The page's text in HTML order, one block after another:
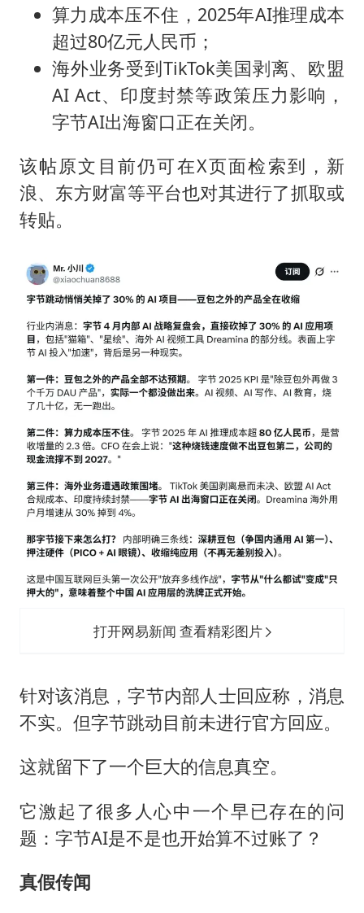
算力成本压不住，2025年AI推理成本
超过80亿元人民币；
海外业务受到TikTok美国剥离、欧盟
AI Act、印度封禁等政策压力影响，
字节AI出海窗口正在关闭。
该帖原文目前仍可在X页面检索到，新
浪、东方财富等平台也对其进行了抓取或
转贴。
打开网易新闻 查看精彩图片
针对该消息，字节内部人士回应称，消息
不实。但字节跳动目前未进行官方回应。
这就留下了一个巨大的信息真空。
它激起了很多人心中一个早已存在的问
题：字节AI是不是也开始算不过账了？
真假传闻